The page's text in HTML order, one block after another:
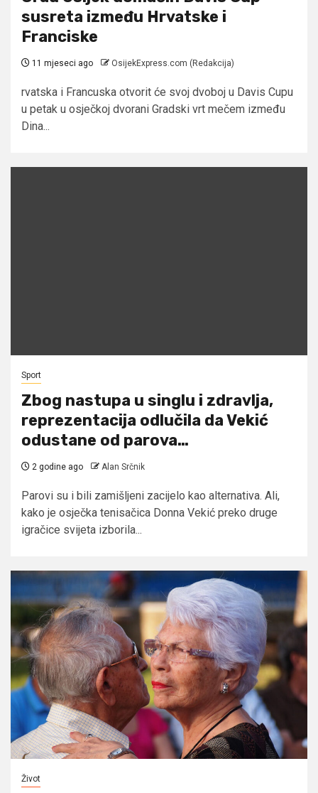
susreta između Hrvatske i
Franciske
11 mjeseci ago OsijekExpress.com (Redakcija)
rvatska i Francuska otvorit će svoj dvoboj u Davis Cupu
u petak u osječkoj dvorani Gradski vrt mečem između
Dina...
Sport
Zbog nastupa u singlu i zdravlja,
reprezentacija odlučila da Vekić
odustane od parova…
2 godine ago Alan Srčnik
Parovi su i bili zamišljeni zacijelo kao alternativa. Ali,
kako je osječka tenisačica Donna Vekić preko druge
igračice svijeta izborila...
Život